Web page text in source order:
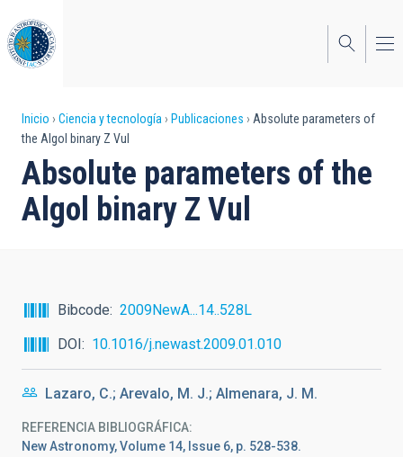
al
contenido
principal
Sobrescribir
enlaces
de
ayuda
navegación
Inicio Ciencia y tecnología Publicaciones
Absolute parameters of
the Algol binary Z Vul
Absolute parameters of the
Algol binary Z Vul
Bibcode
2009NewA...14..528L
DOI
10.1016/j.newast.2009.01.010
Lazaro, C.; Arevalo, M. J.; Almenara, J. M.
REFERENCIA BIBLIOGRÁFICA
New Astronomy, Volume 14, Issue 6, p. 528-538.